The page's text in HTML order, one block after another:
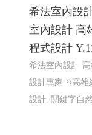
希法室內設
室內設計 高
程式設計
希法室內設計
設計專家
高雄
設計, 關鍵字自